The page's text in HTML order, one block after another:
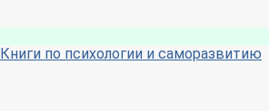
Книги по психологии и саморазвитию